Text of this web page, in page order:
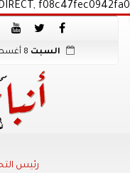
f08c47fec0942fa0
السبت
رئيس